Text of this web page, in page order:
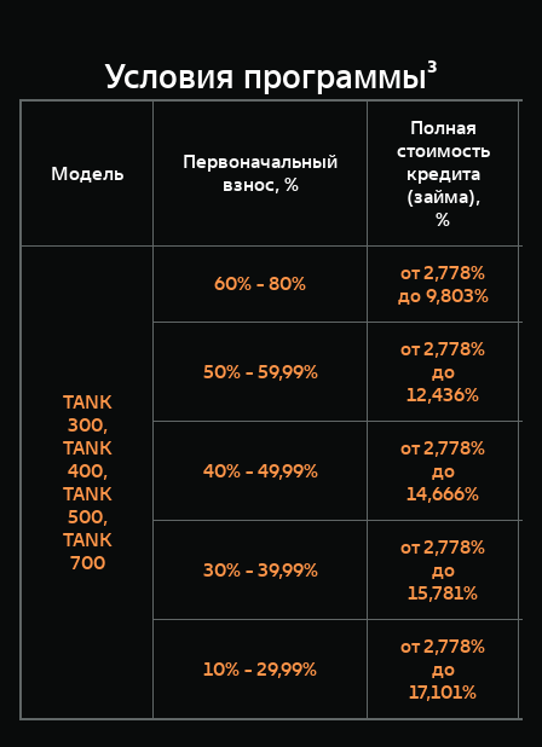
WEY 80 WEY 80
Масштаб
от 8 099
Условия программы³
Модель
Первоначальный
взнос, %
Полная
стоимость
кредита
(займа),
%
TANK
300,
TANK
400,
TANK
500,
TANK
700
60% - 80%
от 2,778%
до 9,803%
50% - 59,99%
от 2,778%
до
12,436%
40% - 49,99%
от 2,778%
до
14,666%
30% - 39,99%
от 2,778%
до
15,781%
10% - 29,99%
от 2,778%
до
17,101%